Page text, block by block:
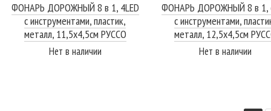
ФОНАРЬ ДОРОЖНЫЙ 8 в 1, 4LED
с инструментами, пластик,
металл, 11,5х4,5см РУССО
ТУРИСТО
Нет в наличии
ФОНАРЬ ДОРОЖНЫЙ 8 в 1,
с инструментами,
металл, 12,5х4,5см
ТУРИСТО
Нет в наличии